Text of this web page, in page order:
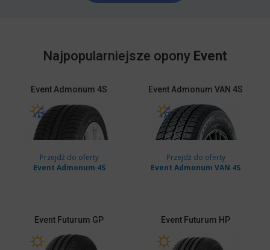
Najpopularniejsze opony Event
Event Admonum 4S
Przejdź do oferty
Event Admonum 4S
Event Admonum VAN 4S
Przejdź do oferty
Event Admonum VAN 4S
Event Futurum GP Event Futurum HP